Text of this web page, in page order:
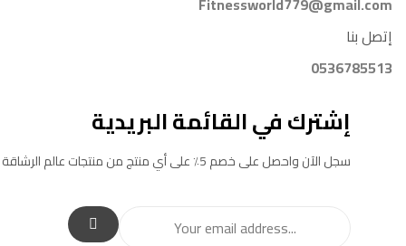
إتصل بنا
0536785513
إشترك في القائمة البريدية
سجل الآن واحصل على خصم 5٪ على أي منتج من منتجات عالم الرشاقة